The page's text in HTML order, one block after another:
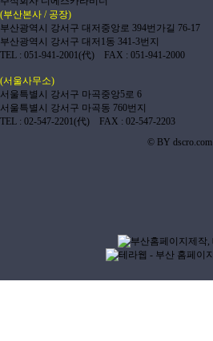
(부산본사 / 공장)
부산광역시 강서구 대저중앙로 394번가길 76-17
부산광역시 강서구 대저1동 341-3번지
TEL : 051-941-2001(代) FAX : 051-941-2000
(서울사무소)
서울특별시 강서구 마곡중앙5로 6
서울특별시 강서구 마곡동 760번지
TEL : 02-547-2201(代) FAX : 02-547-2203
© BY dscro.com